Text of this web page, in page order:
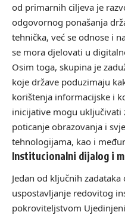
od primarnih ciljeva je
odgovornog ponašanja
tehnička, već se odnose i
se mora djelovati u
Osim toga, skupina je
koje države poduzimaju
korištenja informacijske i
inicijative mogu uključivati
poticanje obrazovanja i
tehnologijama, kao i
Institucionalni dijalog i
Jedan od ključnih
uspostavljanje redovitog
pokroviteljstvom